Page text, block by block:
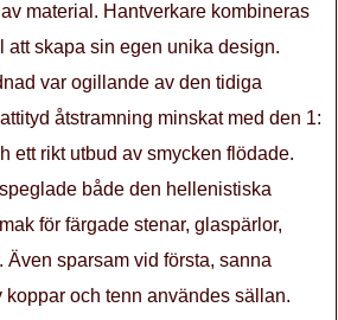
material. Hantverkare kombineras
att skapa sin egen unika design.
var ogillande av den tidiga
åtstramning minskat med den 1:
ett rikt utbud av smycken flödade.
både den hellenistiska
för färgade stenar, glaspärlor,
Även sparsam vid första, sanna
koppar och tenn användes sällan.